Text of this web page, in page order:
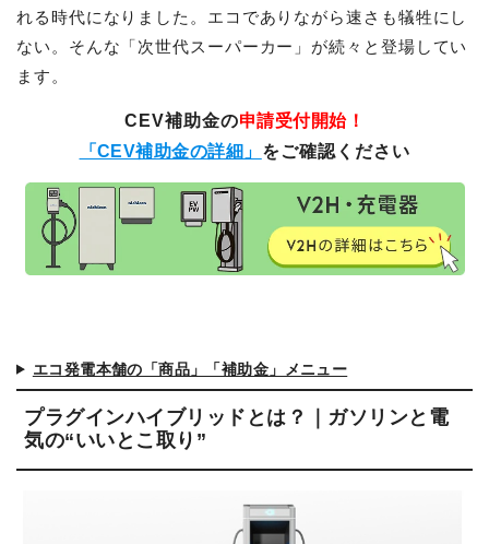
れる時代になりました。エコでありながら速さも犠牲にし
ない。そんな「次世代スーパーカー」が続々と登場してい
ます。
CEV補助金の申請受付開始！
「CEV補助金の詳細」 をご確認ください
エコ発電本舗の「商品」「補助金」メニュー
プラグインハイブリッドとは？｜ガソリンと電
気の“いいとこ取り”